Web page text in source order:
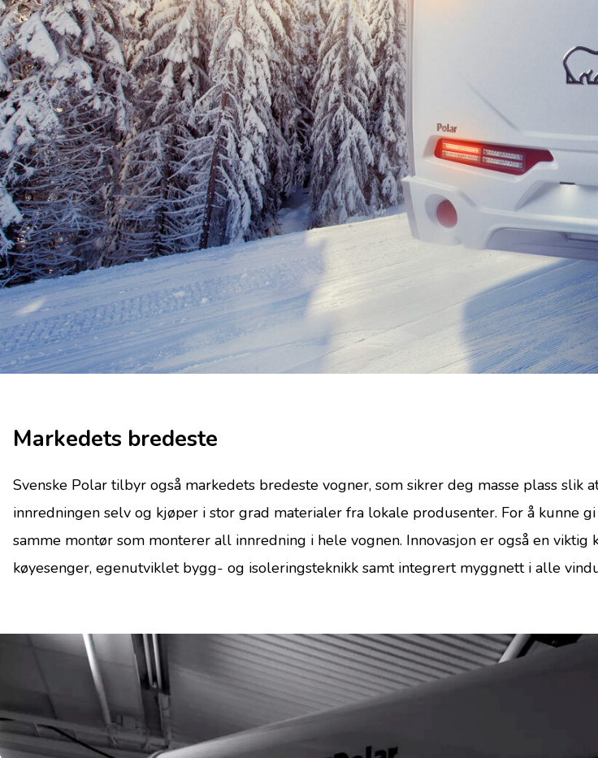
Markedets bredeste
Svenske Polar tilbyr også markedets bredeste vogner, som sikrer deg masse plass
innredningen selv og kjøper i stor grad materialer fra lokale produsenter. For å kunne
samme montør som monterer all innredning i hele vognen. Innovasjon er også en
køyesenger, egenutviklet bygg- og isoleringsteknikk samt integrert myggnett i alle